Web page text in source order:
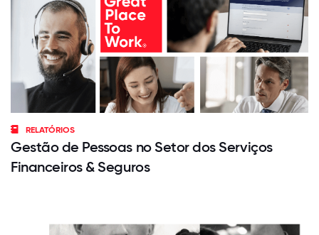
RELATÓRIOS
Gestão de Pessoas no Setor dos Serviços
Financeiros & Seguros